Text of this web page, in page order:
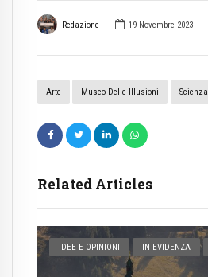
Redazione 19 Novembre 2023
Arte Museo Delle Illusioni Scienza
Related Articles
IDEE E OPINIONI IN EVIDENZA